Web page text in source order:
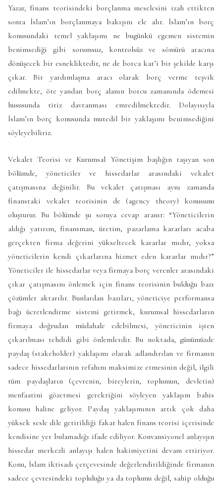
Yazar, finans teorisindeki borçlanma meselesini izah ettikten
sonra İslam’ın borçlanmaya bakışını ele alır. İslam’ın borç
konusundaki temel yaklaşımı ne bugünkü egemen sistemin
benimsediği gibi sorumsuz, kontrolsüz ve sömürü aracına
dönüşecek bir esnekliktedir, ne de borca kat’i bir şekilde karşı
çıkar. Bir yardımlaşma aracı olarak borç verme teşvik
edilmekte, öte yandan borç alanın borcu zamanında ödemesi
hususunda titiz davranması emredilmektedir. Dolayısıyla
İslam’ın borç konusunda mutedil bir yaklaşımı benimsediğini
söyleyebiliriz.
Vekalet Teorisi ve Kurumsal Yönetişim başlığın taşıyan son
bölümde, yöneticiler ve hissedarlar arasındaki vekalet
çatışmasına değinilir. Bu vekalet çatışması aynı zamanda
finanstaki vekalet teorisinin de (agency theory) konusunu
oluşturur. Bu bölümde şu soruya cevap aranır: “Yöneticilerin
aldığı yatırım, finansman, üretim, pazarlama kararları acaba
gerçekten firma değerini yükseltecek kararlar mıdır, yoksa
yöneticilerin kendi çıkarlarına hizmet eden kararlar mıdır?”
Yöneticiler ile hissedarlar veya firmaya borç verenler arasındaki
çıkar çatışmasını önlemek için finans teorisinin bulduğu bazı
çözümler aktarılır. Bunlardan bazıları, yöneticiye performansa
bağı ücretlendirme sistemi getirmek, kurumsal hissedarların
firmaya doğrudan müdahale edebilmesi, yöneticinin işten
çıkarılması tehdidi gibi önlemlerdir. Bu noktada, günümüzde
paydaş (stakeholder) yaklaşımı olarak adlandırılan ve firmanın
sadece hissedarlarının refahını maksimize etmesinin değil, ilgili
tüm paydaşların (çevrenin, bireylerin, toplumun, devletin)
menfaatini gözetmesi gerektiğini söyleyen yaklaşım bahis
konusu haline geliyor. Paydaş yaklaşımının artık çok daha
yüksek sesle dile getirildiği fakat halen finans teorisi içerisinde
kendisine yer bulamadığı ifade ediliyor. Konvansiyonel anlayışın
hissedar merkezli anlayışı halen hakimiyetini devam ettiriyor.
Konu, İslam iktisadı çerçevesinde değerlendirildiğinde firmanın
sadece çevresindeki topluluğu ya da toplumu değil, sahip olduğu